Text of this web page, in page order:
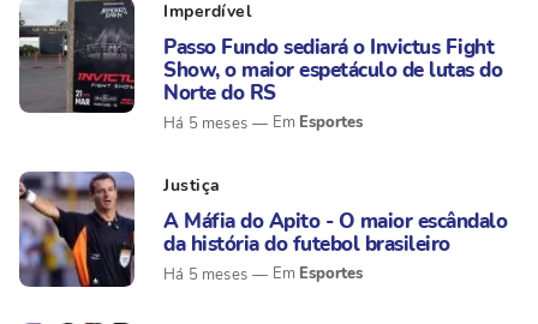
Imperdível
Passo Fundo sediará o Invictus Fight
Show, o maior espetáculo de lutas do
Norte do RS
Há 5 meses Esportes
Justiça
A Máfia do Apito - O maior escândalo
da história do futebol brasileiro
Há 5 meses Esportes